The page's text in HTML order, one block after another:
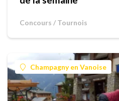
Concours / Tournois
Champagny en Vanoise